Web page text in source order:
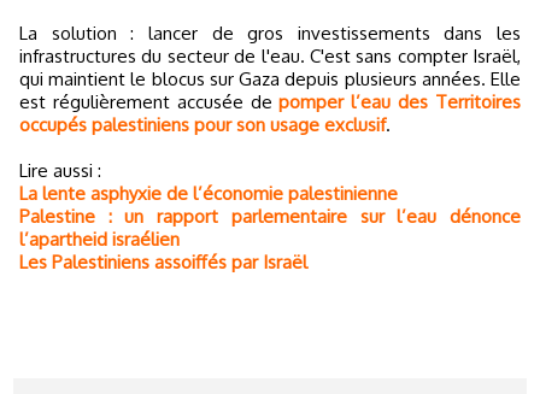
La solution : lancer de gros investissements dans les
infrastructures du secteur de l'eau. C'est sans compter Israël,
qui maintient le blocus sur Gaza depuis plusieurs années. Elle
est régulièrement accusée depomper l’eau des Territoires
occupés palestiniens pour son usage exclusif.
Lire aussi :
La lente asphyxie de l’économie palestinienne
Palestine : un rapport parlementaire sur l’eau dénonce
l’apartheid israélien
Les Palestiniens assoiffés par Israël